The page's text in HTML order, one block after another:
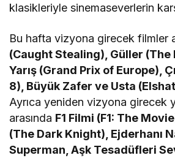
klasikleriyle sinemaseverlerin
Bu hafta vizyona girecek filmler
(Caught Stealing), Güller (The
Yarış (Grand Prix of Europe),
8), Büyük Zafer ve Usta
Ayrıca yeniden vizyona girecek
arasında F1 Filmi (F1: The
(The Dark Knight), Ejderhanı
Superman, Aşk Tesadüfleri